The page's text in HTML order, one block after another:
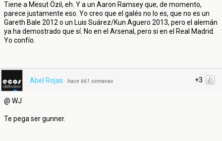
Tiene a Mesut Özil, eh. Y a un Aaron Ramsey que, de momento,
parece justamente eso. Yo creo que el galés no lo es, que no es un
Gareth Bale 2012 o un Luis Suárez/Kun Aguero 2013, pero el alemán
ya ha demostrado que sí. No en el Arsenal, pero si en el Real Madrid.
Yo confío.
+3
Abel Rojas · hace 661 semanas
@ WJ
Te pega ser gunner.